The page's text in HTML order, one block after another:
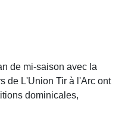
de mi-saison avec la
de L'Union Tir à l'Arc ont
dominicales,